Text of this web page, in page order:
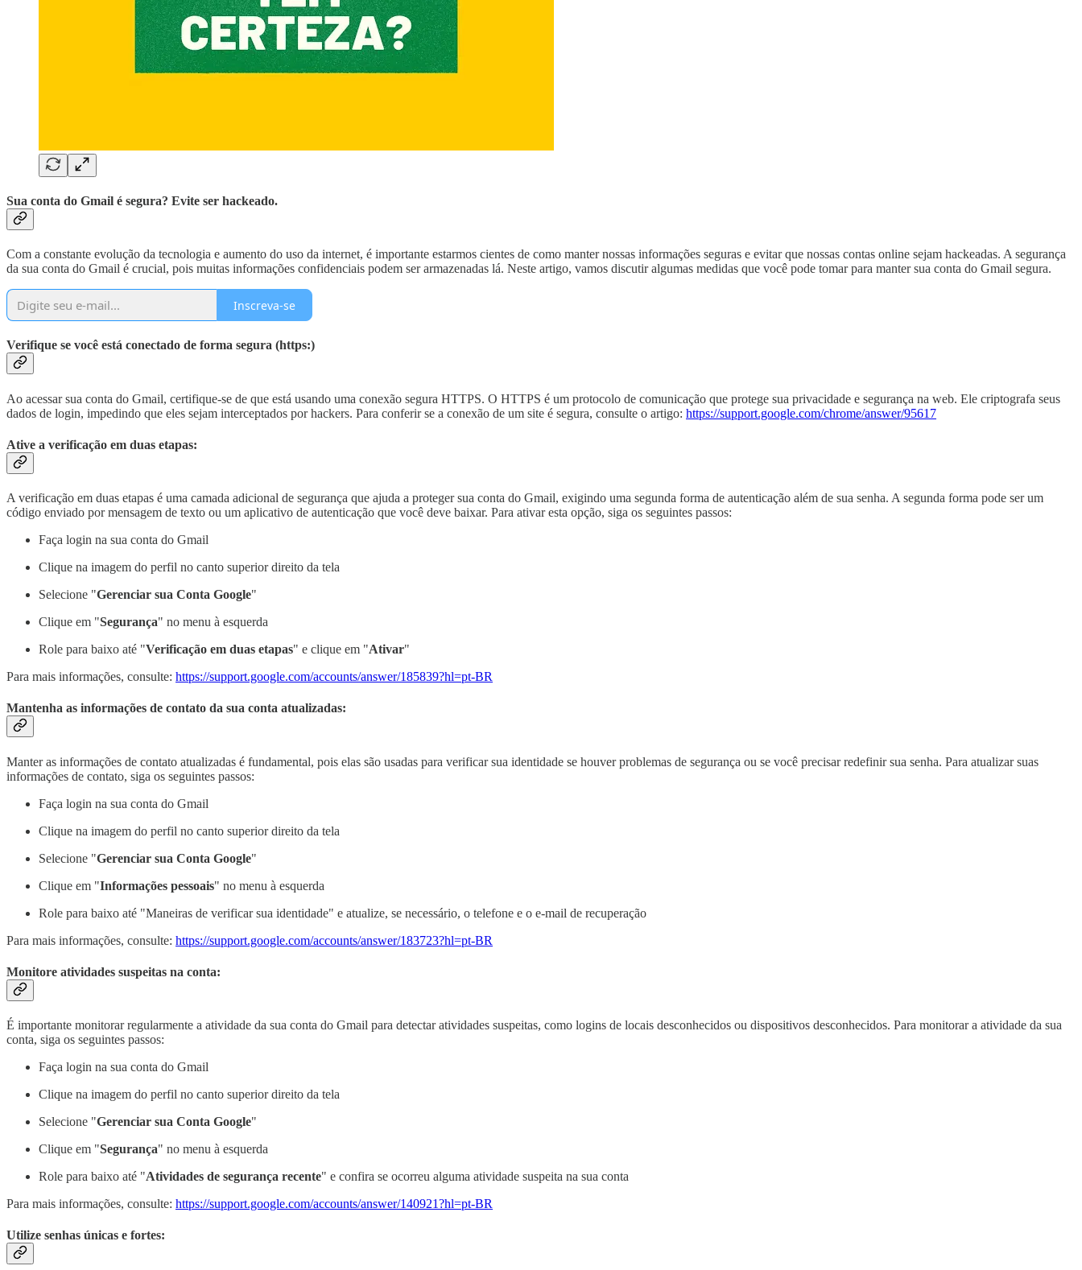
Sua conta do Gmail é segura? Evite ser hackeado.
Com a constante evolução da tecnologia e aumento do uso da internet, é importante estarmos cientes de como manter nossas informações seguras e evitar que nossas contas online sejam hackeadas. A segurança
da sua conta do Gmail é crucial, pois muitas informações confidenciais podem ser armazenadas lá. Neste artigo, vamos discutir algumas medidas que você pode tomar para manter sua conta do Gmail segura.
Inscreva-se
Verifique se você está conectado de forma segura (https:)
Ao acessar sua conta do Gmail, certifique-se de que está usando uma conexão segura HTTPS. O HTTPS é um protocolo de comunicação que protege sua privacidade e segurança na web. Ele criptografa seus
dados de login, impedindo que eles sejam interceptados por hackers. Para conferir se a conexão de um site é segura, consulte o artigo: https://support.google.com/chrome/answer/95617
Ative a verificação em duas etapas:
A verificação em duas etapas é uma camada adicional de segurança que ajuda a proteger sua conta do Gmail, exigindo uma segunda forma de autenticação além de sua senha. A segunda forma pode ser um
código enviado por mensagem de texto ou um aplicativo de autenticação que você deve baixar. Para ativar esta opção, siga os seguintes passos:
Faça login na sua conta do Gmail
Clique na imagem do perfil no canto superior direito da tela
Selecione "Gerenciar sua Conta Google"
Clique em "Segurança" no menu à esquerda
Role para baixo até "Verificação em duas etapas" e clique em "Ativar"
Para mais informações, consulte: https://support.google.com/accounts/answer/185839?hl=pt-BR
Mantenha as informações de contato da sua conta atualizadas:
Manter as informações de contato atualizadas é fundamental, pois elas são usadas para verificar sua identidade se houver problemas de segurança ou se você precisar redefinir sua senha. Para atualizar suas
informações de contato, siga os seguintes passos:
Faça login na sua conta do Gmail
Clique na imagem do perfil no canto superior direito da tela
Selecione "Gerenciar sua Conta Google"
Clique em "Informações pessoais" no menu à esquerda
Role para baixo até "Maneiras de verificar sua identidade" e atualize, se necessário, o telefone e o e-mail de recuperação
Para mais informações, consulte: https://support.google.com/accounts/answer/183723?hl=pt-BR
Monitore atividades suspeitas na conta:
É importante monitorar regularmente a atividade da sua conta do Gmail para detectar atividades suspeitas, como logins de locais desconhecidos ou dispositivos desconhecidos. Para monitorar a atividade da sua
conta, siga os seguintes passos:
Faça login na sua conta do Gmail
Clique na imagem do perfil no canto superior direito da tela
Selecione "Gerenciar sua Conta Google"
Clique em "Segurança" no menu à esquerda
Role para baixo até "Atividades de segurança recente" e confira se ocorreu alguma atividade suspeita na sua conta
Para mais informações, consulte: https://support.google.com/accounts/answer/140921?hl=pt-BR
Utilize senhas únicas e fortes: